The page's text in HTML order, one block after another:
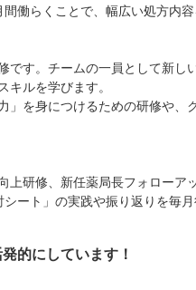
働らくことで、幅広い処方内容
です。チームの一員として新し
キルを学びます。
」を身につけるための研修や、
研修、新任薬局長フォローア
ート」の実践や振り返りを毎
的にしています！